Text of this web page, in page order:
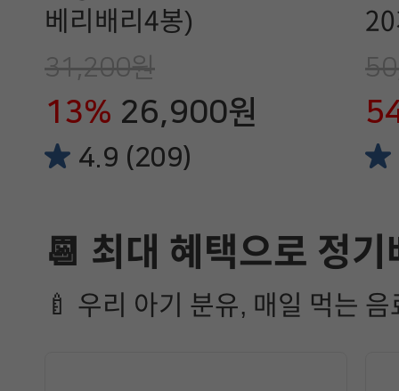
베리배리4봉)
31,200원
13% 26,900원
4.9 (209)
📆 최대 혜택으로 정
🍼 우리 아기 분유, 매일 먹는